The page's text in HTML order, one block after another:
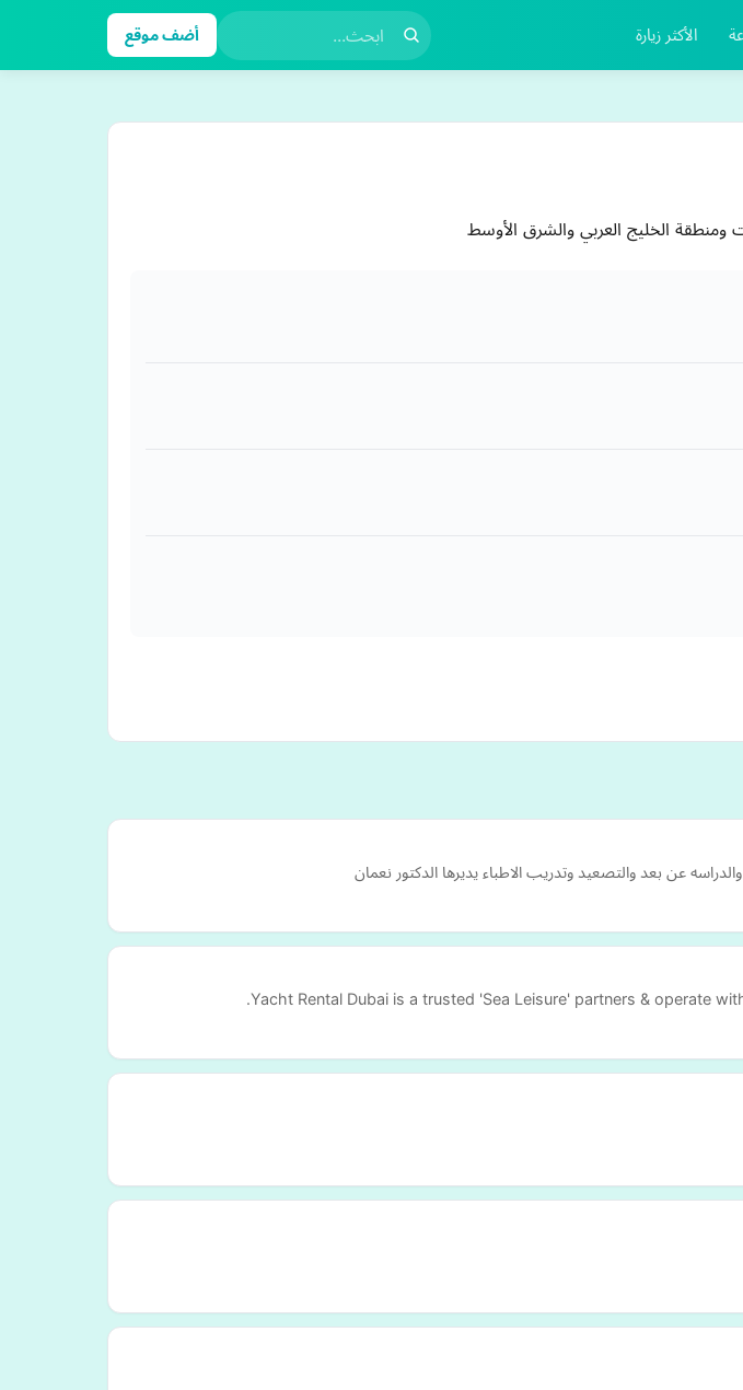
الأكثر زيارة أضف موقع
ومنطقة الخليج العربي والشرق الأوسط
عن بعد والتصعيد وتدريب الاطباء يديرها الدكتور نعمان
Yacht Rental Dubai is a trusted 'Sea Leisure' partners & operate